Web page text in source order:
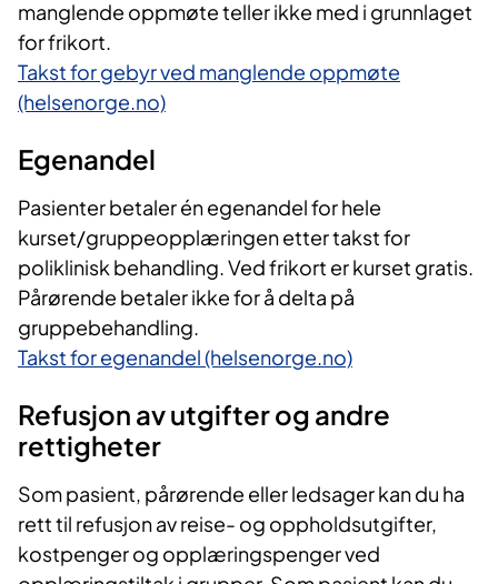
manglende oppmøte teller ikke med i grunnlaget
for frikort.
Takst for gebyr ved manglende oppmøte
(helsenorge.no)​
​Egenandel
Pasienter betaler én egenandel for hele
kurset/gruppeopplæringen etter takst for
poliklinisk behandling. Ved frikort er kurset gratis.
Pårørende betaler ikke for å delta på
gruppebehandling.
Takst for egenandel (helsenorge.no)
Refusjon av utgifter og andre
rettigheter
Som pasient, pårørende eller ledsager kan du ha
rett til refusjon av reise- og oppholdsutgifter,
kostpenger og opplæringspenger ved